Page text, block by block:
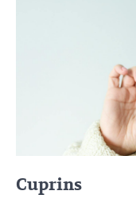
Cuprins